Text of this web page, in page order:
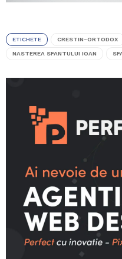
ETICHETE CRESTIN-ORTODOX
NASTEREA SFANTULUI IOAN